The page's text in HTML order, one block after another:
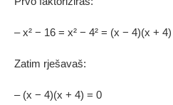
– x² − 16 = x² − 4² = (x − 4)(x + 4)
Zatim rješavaš:
– (x − 4)(x + 4) = 0